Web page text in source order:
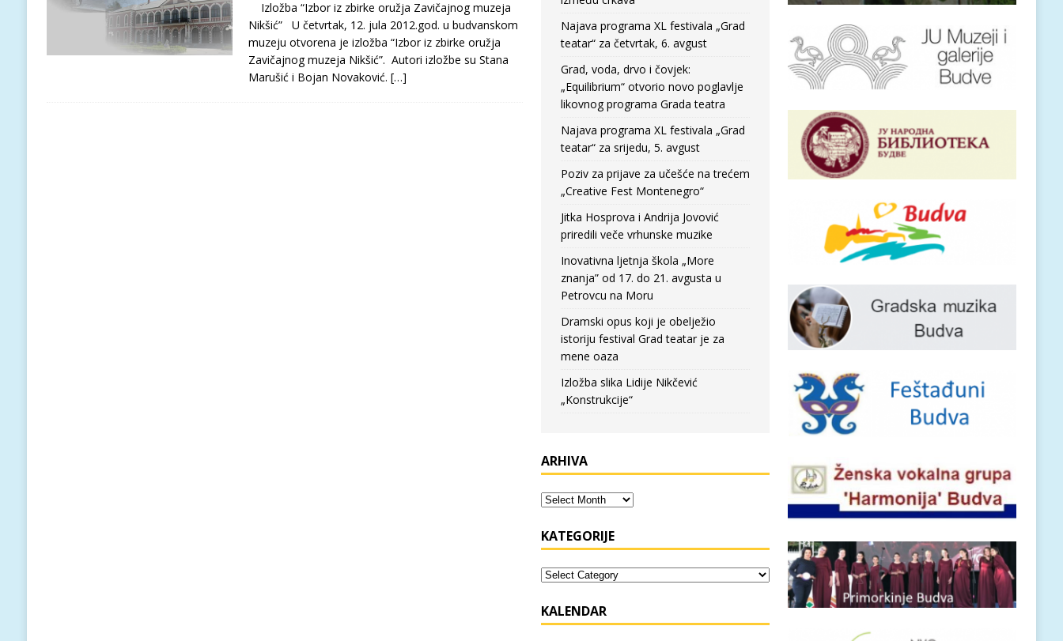
Izložba “Izbor iz zbirke oružja Zavičajnog muzeja
Nikšić” U četvrtak, 12. jula 2012.god. u budvanskom
muzeju otvorena je izložba “Izbor iz zbirke oružja
Zavičajnog muzeja Nikšić”. Autori izložbe su Stana
Marušić i Bojan Novaković. […]
Najava programa XL festivala „Grad
teatar“ za četvrtak, 6. avgust
Grad, voda, drvo i čovjek:
„Equilibrium“ otvorio novo poglavlje
likovnog programa Grada teatra
Najava programa XL festivala „Grad
teatar“ za srijedu, 5. avgust
Poziv za prijave za učešće na trećem
„Creative Fest Montenegro“
Jitka Hosprova i Andrija Jovović
priredili veče vrhunske muzike
Inovativna ljetnja škola „More
znanja” od 17. do 21. avgusta u
Petrovcu na Moru
Dramski opus koji je obelježio
istoriju festival Grad teatar je za
mene oaza
Izložba slika Lidije Nikčević
„Konstrukcije“
ARHIVA
KATEGORIJE
KALENDAR